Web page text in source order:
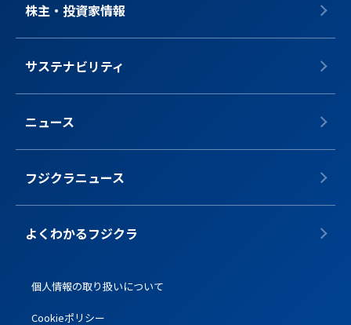
株主・投資家情報
サステナビリティ
ニュース
フジクラニュース
よくわかるフジクラ
個人情報の取り扱いについて
Cookieポリシー